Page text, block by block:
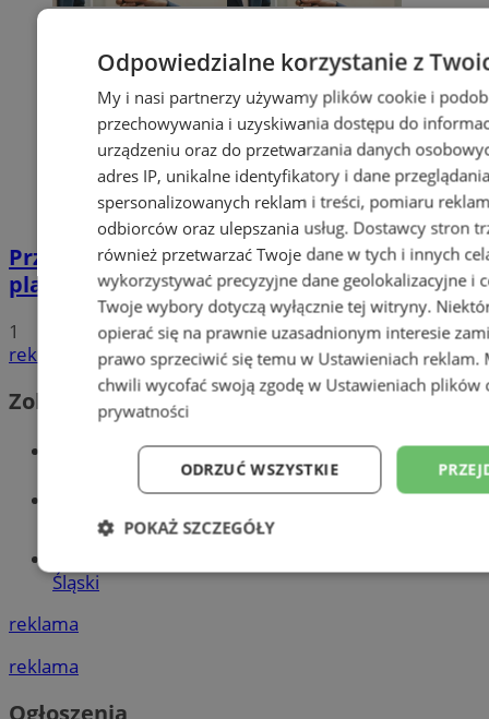
Przyszłość Wodzisławia Śląskiego:
planowane inwestycje na 2025 rok
1
reklama
Zobacz również
Wiadomości kryminalne w Wodzisławiu
Wiadomości lokalne
Śląski
reklama
reklama
Ogłoszenia
Odpowiedzialne korzystanie z
My i nasi partnerzy używamy plików cookie i
przechowywania i uzyskiwania dostępu do
urządzeniu oraz do przetwarzania danych
adres IP, unikalne identyfikatory i dane
spersonalizowanych reklam i treści, pomiaru
odbiorców oraz ulepszania usług. Dostawcy stron
również przetwarzać Twoje dane w tych i innych
wykorzystywać precyzyjne dane geolokalizacyjne i
Twoje wybory dotyczą wyłącznie tej witryny.
opierać się na prawnie uzasadnionym interesie
prawo sprzeciwić się temu w Ustawieniach reklam.
chwili wycofać swoją zgodę w Ustawieniach plików
prywatności
ODRZUĆ WSZYSTKIE
POKAŻ SZCZEGÓŁY
Niezbędne Wydajność